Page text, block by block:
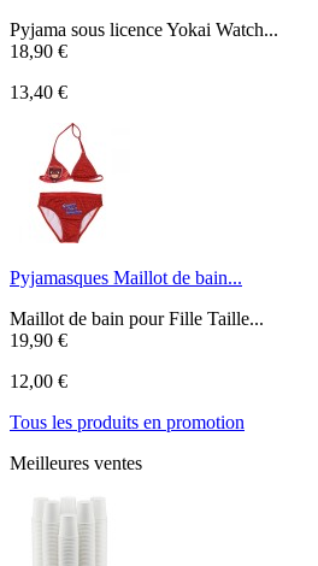
Pyjama sous licence Yokai Watch...
18,90 €
13,40 €
Pyjamasques Maillot de bain...
Maillot de bain pour Fille Taille...
19,90 €
12,00 €
Tous les produits en promotion
Meilleures ventes